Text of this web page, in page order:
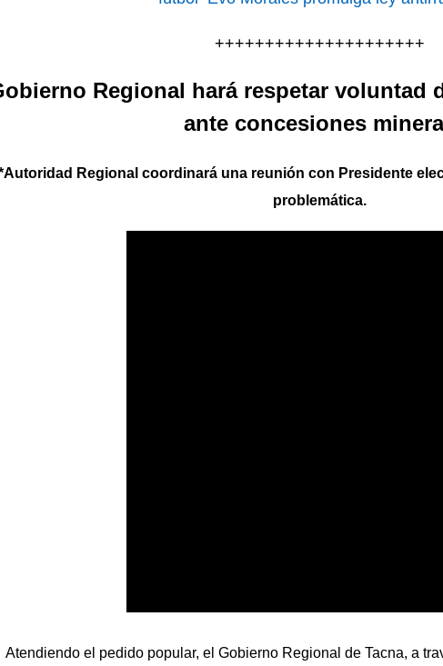
+++++++++++++++++++++
Regional hará respetar voluntad
ante concesiones
Regional coordinará una reunión con Presidente
problemática.
Atendiendo el pedido popular, el Gobierno Regional de Tacna, a